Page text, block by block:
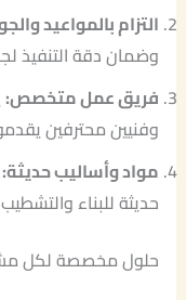
التزام بالمواعيد
وضمان دقة التنفيذ
فريق عمل متخصص:
وفنيين محترفين
مواد وأساليب حديثة:
حديثة للبناء
حلول مخصصة لكل